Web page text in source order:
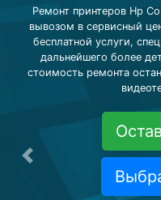
Ремонт принтеров Hp
вывозом в сервисный
бесплатной услуги,
дальнейшего более
стоимость ремонта
Предыдущая